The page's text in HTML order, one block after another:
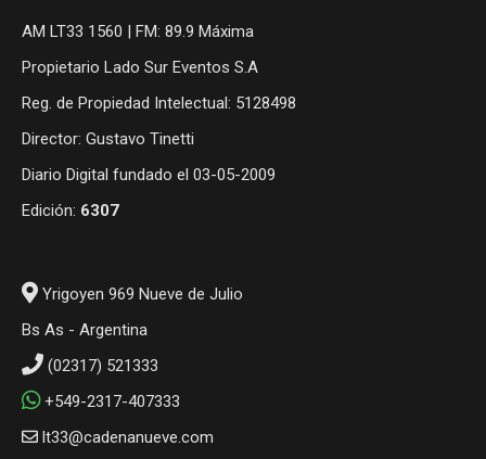
AM LT33 1560 | FM: 89.9 Máxima
Propietario Lado Sur Eventos S.A
Reg. de Propiedad Intelectual: 5128498
Director: Gustavo Tinetti
Diario Digital fundado el 03-05-2009
Edición: 6307
Yrigoyen 969 Nueve de Julio
Bs As - Argentina
(02317) 521333
+549-2317-407333
lt33@cadenanueve.com